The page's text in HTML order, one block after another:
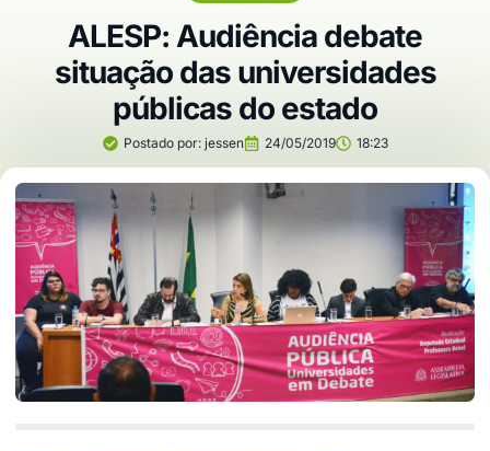
ALESP: Audiência debate
situação das universidades
públicas do estado
Postado por:jessen 24/05/2019 18:23